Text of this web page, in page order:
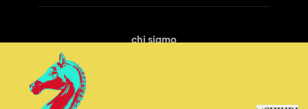
chi siamo